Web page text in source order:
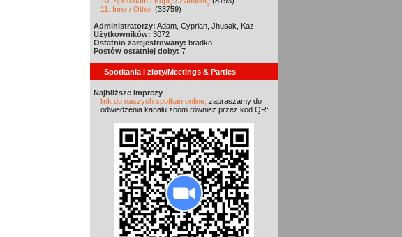
11. Inne / Other (33759)
Administratorzy: Adam, Cyprian, Jhusak, Kaz
Użytkowników: 3072
Ostatnio zarejestrowany: bradko
Postów ostatniej doby: 7
Spotkania i zloty/Meetings & Parties
Najbliższe imprezy
link do naszych spotkań online, zapraszamy do
odwiedzenia kanału zoom również przez kod QR: